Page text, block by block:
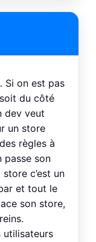
Si on est pas
du côté
dev veut
un store
règles à
passe son
c’est un
et tout le
son store,
utilisateurs